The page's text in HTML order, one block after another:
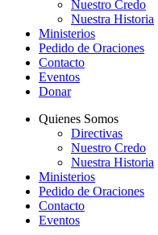
Nuestro Credo
Nuestra Historia
Ministerios
Pedido de Oraciones
Contacto
Eventos
Donar
Quienes Somos
Directivas
Nuestro Credo
Nuestra Historia
Ministerios
Pedido de Oraciones
Contacto
Eventos